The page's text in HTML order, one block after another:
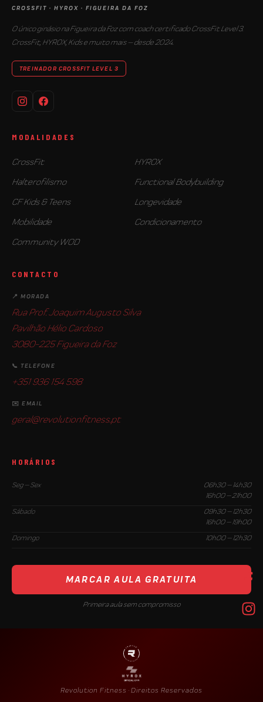
CROSSFIT · HYROX · FIGUEIRA DA FOZ
O único ginásio na Figueira da Foz com coach certificado CrossFit Level 3.
CrossFit, HYROX, Kids e muito mais — desde 2024.
TREINADOR CROSSFIT LEVEL 3
MODALIDADES
CrossFit
HYROX
Halterofilismo
Functional Bodybuilding
CF Kids & Teens
Longevidade
Mobilidade
Condicionamento
Community WOD
CONTACTO
📍 MORADA
Rua Prof. Joaquim Augusto Silva
Pavilhão Hélio Cardoso
3080-225 Figueira da Foz
📞 TELEFONE
+351 936 154 598
✉️ EMAIL
geral@revolutionfitness.pt
HORÁRIOS
Seg — Sex
06h30 — 14h30
16h00 — 21h00
Sábado
09h30 — 12h30
16h00 — 19h00
Domingo
10h00 — 12h30
MARCAR AULA GRATUITA
Primeira aula sem compromisso
Revolution Fitness · Direitos Reservados